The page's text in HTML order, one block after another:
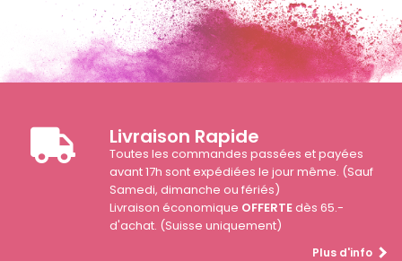
Livraison Rapide
Toutes les commandes passées et payées
avant 17h sont expédiées le jour même. (Sauf
Samedi, dimanche ou fériés)
Livraison économique OFFERTEdès 65.-
d'achat. (Suisse uniquement)
Plus d'info